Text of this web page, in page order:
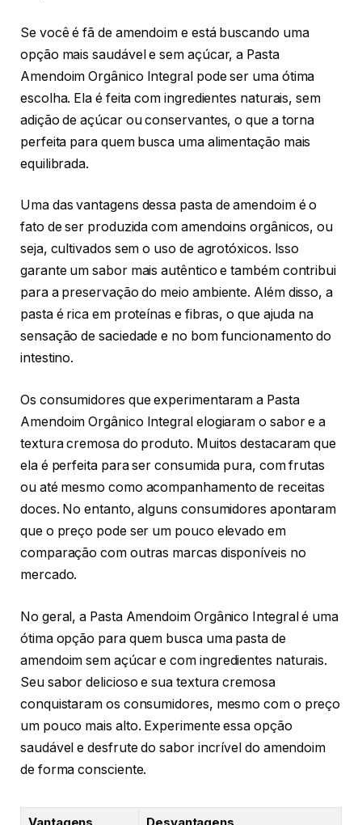
Se você é fã de amendoim e está buscando uma
opção mais saudável e sem açúcar, a Pasta
Amendoim Orgânico Integral pode ser uma ótima
escolha. Ela é feita com ingredientes naturais, sem
adição de açúcar ou conservantes, o que a torna
perfeita para quem busca uma alimentação mais
equilibrada.
Uma das vantagens dessa pasta de amendoim é o
fato de ser produzida com amendoins orgânicos, ou
seja, cultivados sem o uso de agrotóxicos. Isso
garante um sabor mais autêntico e também contribui
para a preservação do meio ambiente. Além disso, a
pasta é rica em proteínas e fibras, o que ajuda na
sensação de saciedade e no bom funcionamento do
intestino.
Os consumidores que experimentaram a Pasta
Amendoim Orgânico Integral elogiaram o sabor e a
textura cremosa do produto. Muitos destacaram que
ela é perfeita para ser consumida pura, com frutas
ou até mesmo como acompanhamento de receitas
doces. No entanto, alguns consumidores apontaram
que o preço pode ser um pouco elevado em
comparação com outras marcas disponíveis no
mercado.
No geral, a Pasta Amendoim Orgânico Integral é uma
ótima opção para quem busca uma pasta de
amendoim sem açúcar e com ingredientes naturais.
Seu sabor delicioso e sua textura cremosa
conquistaram os consumidores, mesmo com o preço
um pouco mais alto. Experimente essa opção
saudável e desfrute do sabor incrível do amendoim
de forma consciente.
Vantagens Desvantagens